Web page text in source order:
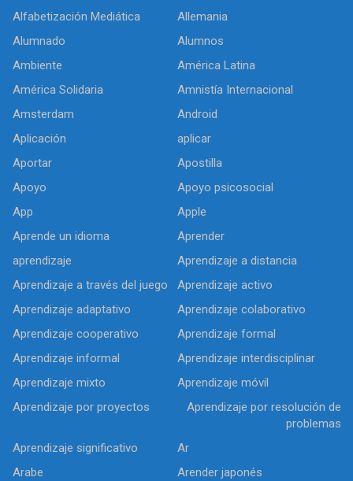
Alfabetización Mediática
Allemania
Alumnado
Alumnos
Ambiente
América Latina
América Solidaria
Amnistía Internacional
Amsterdam
Android
Aplicación
aplicar
Aportar
Apostilla
Apoyo
Apoyo psicosocial
App
Apple
Aprende un idioma
Aprender
aprendizaje
Aprendizaje a distancia
Aprendizaje a través del juego
Aprendizaje activo
Aprendizaje adaptativo
Aprendizaje colaborativo
Aprendizaje cooperativo
Aprendizaje formal
Aprendizaje informal
Aprendizaje interdisciplinar
Aprendizaje mixto
Aprendizaje móvil
Aprendizaje por proyectos
Aprendizaje por resolución de
problemas
Aprendizaje significativo
Ar
Arabe
Arender japonés